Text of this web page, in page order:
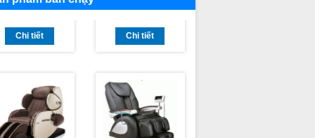
Chi tiết
Thay da ghế
Sửa ghế